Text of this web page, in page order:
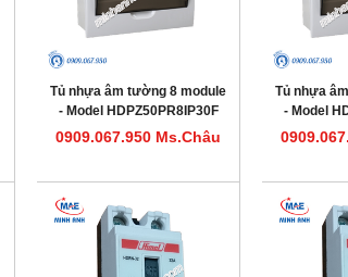
Tủ nhựa âm tường 8 module
- Model HDPZ50PR8IP30F
0909.067.950 Ms.Châu
Tủ nhựa
- Model